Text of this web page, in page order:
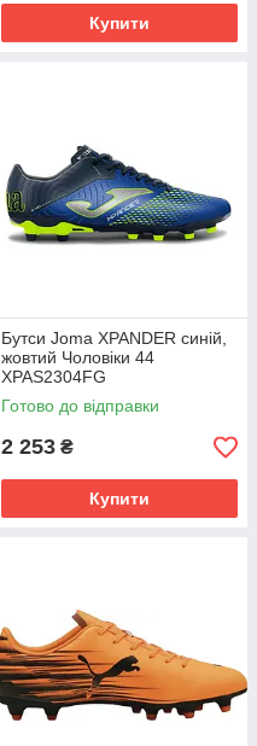
Купити
Бутси Joma XPANDER синій,
жовтий Чоловіки 44
XPAS2304FG
Готово до відправки
2 253 ₴
Купити